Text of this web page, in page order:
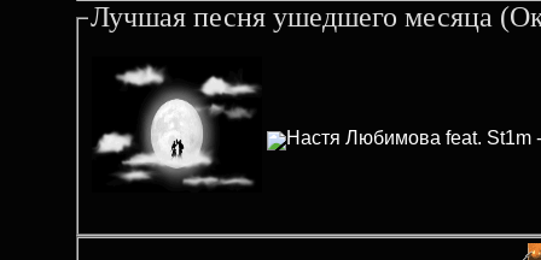
Лучшая песня ушедшего месяца
Настя Любимова feat.